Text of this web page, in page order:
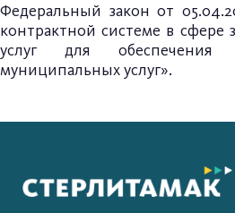
Федеральный закон от
контрактной системе в сфере
услуг для обеспечения
муниципальных услуг».